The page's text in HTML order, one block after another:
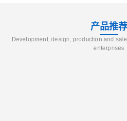
产品推荐
Development, design, production and
enterprises